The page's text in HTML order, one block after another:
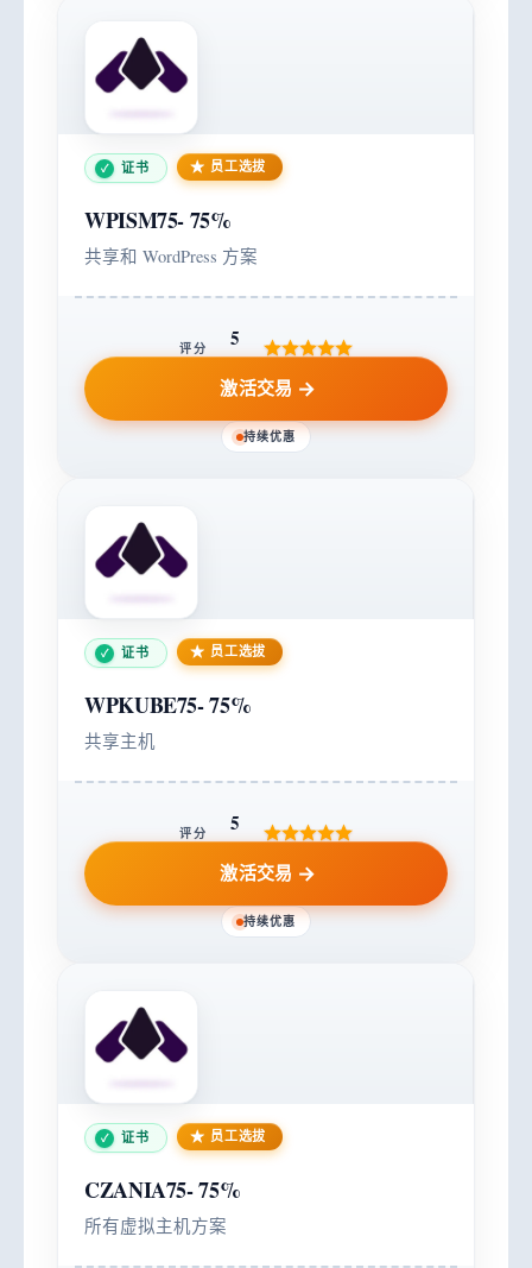
证书 员工选拔
WPISM75-75%
共享和 WordPress 方案
评分 5
激活交易
持续优惠
证书 员工选拔
WPKUBE75-75%
共享主机
评分 5
激活交易
持续优惠
证书 员工选拔
CZANIA75-75%
所有虚拟主机方案